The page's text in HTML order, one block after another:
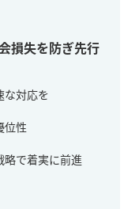
損失を防ぎ先行
な対応を
位性
略で着実に前進